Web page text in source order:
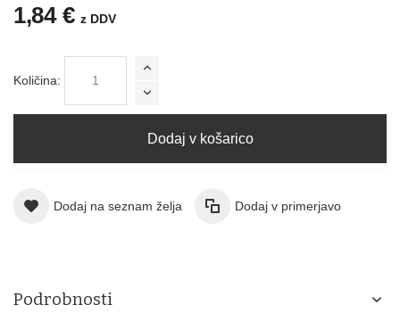
1,84 € z DDV
Količina:
Dodaj v košarico
Dodaj na seznam želja Dodaj v primerjavo
Podrobnosti